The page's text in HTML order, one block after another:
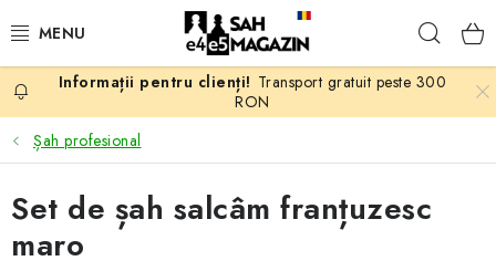
PROMOTII
ȘAH
PIESE DE ȘAH
Transport gratuit peste 300
RON
Șah profesional
Set de șah salcâm franțuzesc
maro